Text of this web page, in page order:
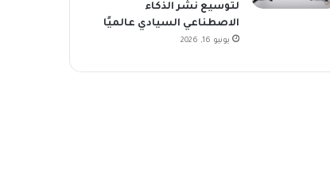
لتوسيع نشر الذكاء
الاصطناعي السيادي عالميًا
يونيو 16, 2026